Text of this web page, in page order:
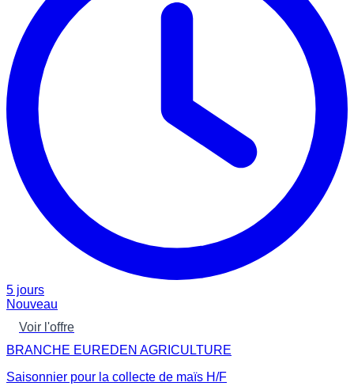
5 jours
Nouveau
Voir l'offre
BRANCHE EUREDEN AGRICULTURE
Saisonnier pour la collecte de maïs H/F